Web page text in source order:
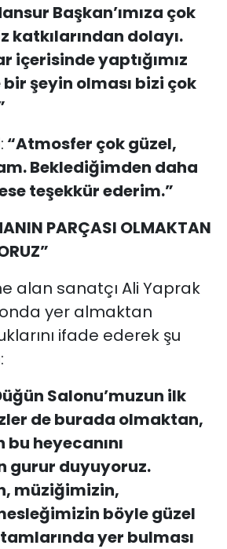
Başkan’ımıza çok
katkılarından dolayı.
içerisinde yaptığımız
şeyin olması bizi çok
“Atmosfer çok güzel,
Beklediğimden daha
teşekkür ederim.”
PARÇASI OLMAKTAN
alan sanatçı Ali Yaprak
yer almaktan
ifade ederek şu
Salonu’muzun ilk
de burada olmaktan,
heyecanını
gurur duyuyoruz.
müziğimizin,
böyle güzel
yer bulması